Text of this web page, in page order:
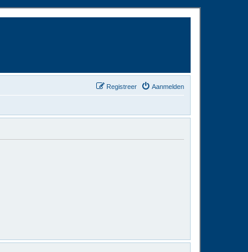
Aanmelden
Registreer